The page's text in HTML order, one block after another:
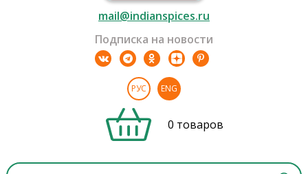
mail@indianspices.ru
Подписка на новости
РУС ENG
0 товаров